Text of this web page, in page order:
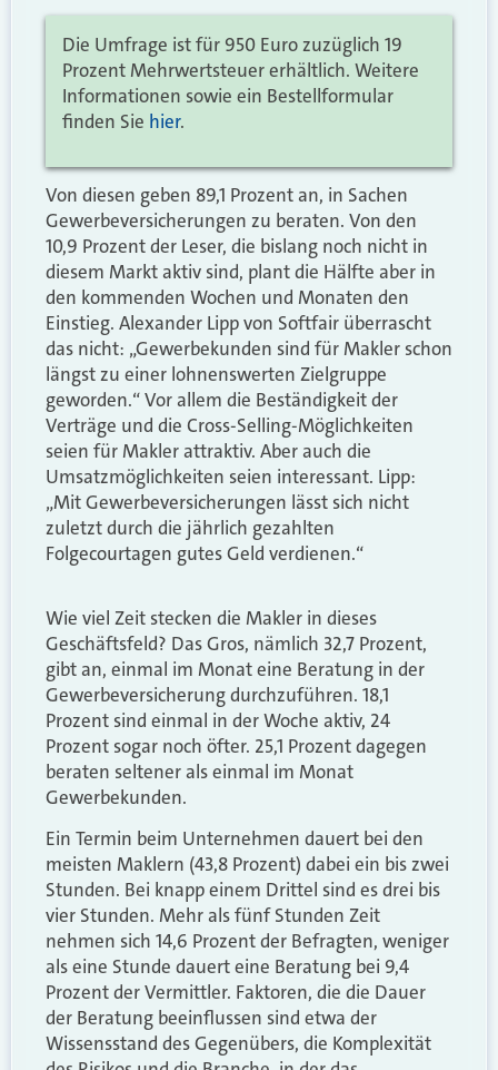
Die Umfrage ist für 950 Euro zuzüglich 19
Prozent Mehrwertsteuer erhältlich. Weitere
Informationen sowie ein Bestellformular
finden Sie hier.
Von diesen geben 89,1 Prozent an, in Sachen
Gewerbeversicherungen zu beraten. Von den
10,9 Prozent der Leser, die bislang noch nicht in
diesem Markt aktiv sind, plant die Hälfte aber in
den kommenden Wochen und Monaten den
Einstieg. Alexander Lipp von Softfair überrascht
das nicht: „Gewerbekunden sind für Makler schon
längst zu einer lohnenswerten Zielgruppe
geworden.“ Vor allem die Beständigkeit der
Verträge und die Cross-Selling-Möglichkeiten
seien für Makler attraktiv. Aber auch die
Umsatzmöglichkeiten seien interessant. Lipp:
„Mit Gewerbeversicherungen lässt sich nicht
zuletzt durch die jährlich gezahlten
Folgecourtagen gutes Geld verdienen.“
Wie viel Zeit stecken die Makler in dieses
Geschäftsfeld? Das Gros, nämlich 32,7 Prozent,
gibt an, einmal im Monat eine Beratung in der
Gewerbeversicherung durchzuführen. 18,1
Prozent sind einmal in der Woche aktiv, 24
Prozent sogar noch öfter. 25,1 Prozent dagegen
beraten seltener als einmal im Monat
Gewerbekunden.
Ein Termin beim Unternehmen dauert bei den
meisten Maklern (43,8 Prozent) dabei ein bis zwei
Stunden. Bei knapp einem Drittel sind es drei bis
vier Stunden. Mehr als fünf Stunden Zeit
nehmen sich 14,6 Prozent der Befragten, weniger
als eine Stunde dauert eine Beratung bei 9,4
Prozent der Vermittler. Faktoren, die die Dauer
der Beratung beeinflussen sind etwa der
Wissensstand des Gegenübers, die Komplexität